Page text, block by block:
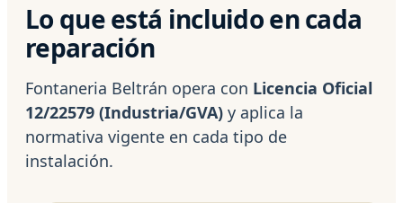
Lo que está incluido en cada
reparación
Fontaneria Beltrán opera con Licencia Oficial
12/22579 (Industria/GVA) y aplica la
normativa vigente en cada tipo de
instalación.